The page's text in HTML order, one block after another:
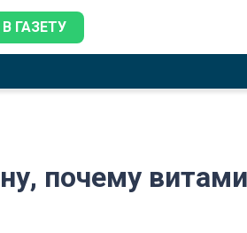
ГАЗЕТУ
почему